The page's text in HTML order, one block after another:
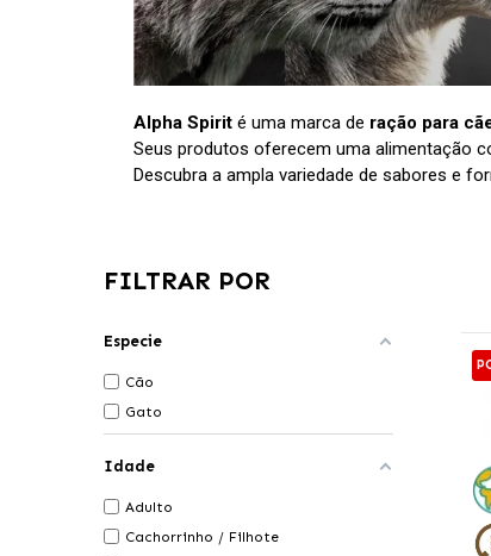
Alpha Spirit é uma marca de ração para
Seus produtos oferecem uma alimentação
Descubra a ampla variedade de sabores e
FILTRAR POR
Especie
Cão
Gato
Idade
Adulto
Cachorrinho / Filhote